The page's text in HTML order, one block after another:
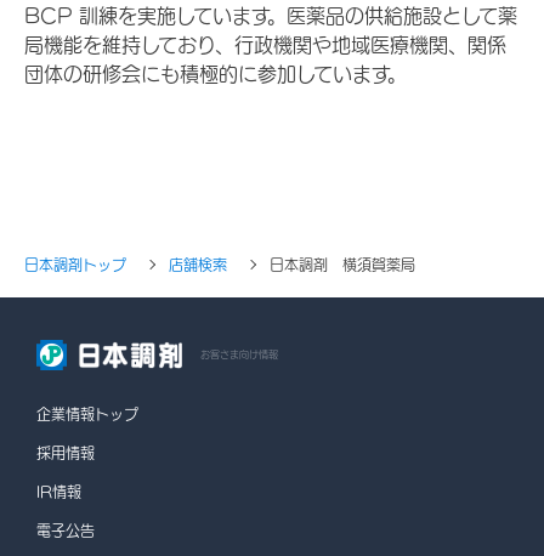
BCP 訓練を実施しています。医薬品の供給施設として薬
局機能を維持しており、行政機関や地域医療機関、関係
団体の研修会にも積極的に参加しています。
日本調剤トップ 店舗検索 日本調剤 横須賀薬局
お客さま向け情報
企業情報トップ
採用情報
IR情報
電子公告